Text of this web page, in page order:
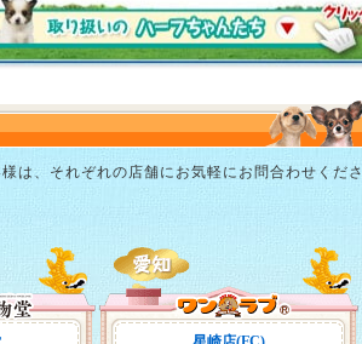
は、それぞれの店舗にお気軽にお問合わせくださ